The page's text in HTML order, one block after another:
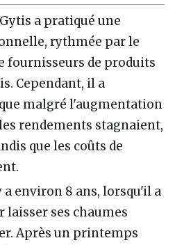
a pratiqué une
rythmée par le
fournisseurs de produits
Cependant, il a
malgré l'augmentation
rendements stagnaient,
que les coûts de
a environ 8 ans, lorsqu'il a
laisser ses chaumes
Après un printemps